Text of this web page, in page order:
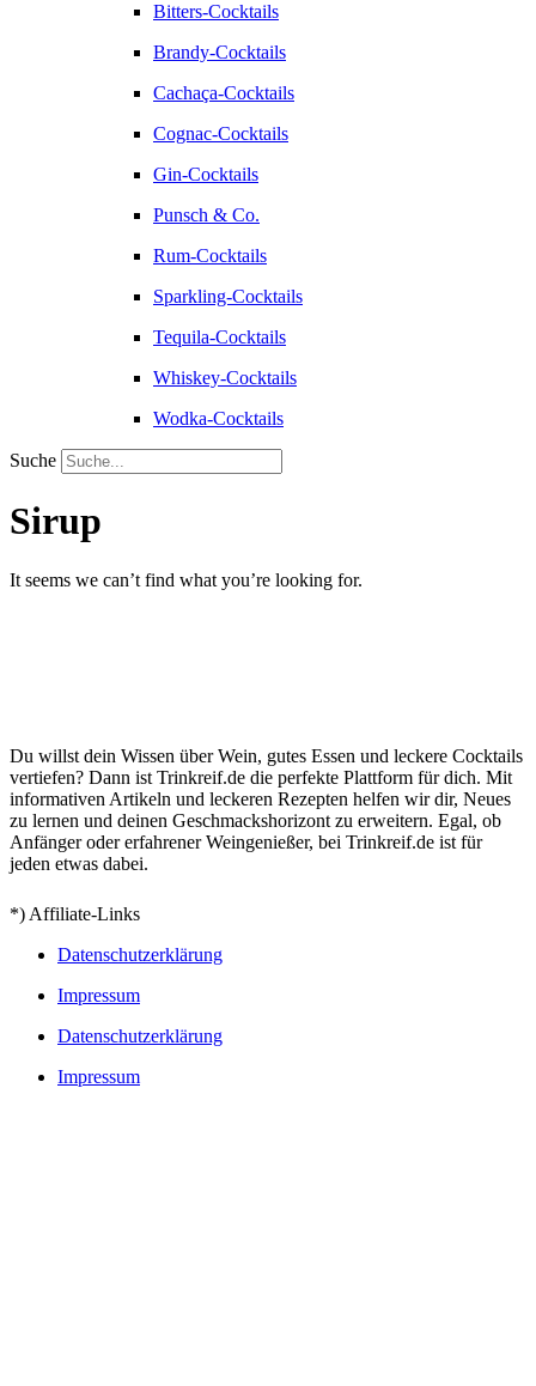
Bitters-Cocktails
Brandy-Cocktails
Cachaça-Cocktails
Cognac-Cocktails
Gin-Cocktails
Punsch & Co.
Rum-Cocktails
Sparkling-Cocktails
Tequila-Cocktails
Whiskey-Cocktails
Wodka-Cocktails
Suche
Sirup
It seems we can’t find what you’re looking for.
Du willst dein Wissen über Wein, gutes Essen und leckere Cocktails
vertiefen? Dann ist Trinkreif.de die perfekte Plattform für dich. Mit
informativen Artikeln und leckeren Rezepten helfen wir dir, Neues
zu lernen und deinen Geschmackshorizont zu erweitern. Egal, ob
Anfänger oder erfahrener Weingenießer, bei Trinkreif.de ist für
jeden etwas dabei.
*) Affiliate-Links
Datenschutzerklärung
Impressum
Datenschutzerklärung
Impressum